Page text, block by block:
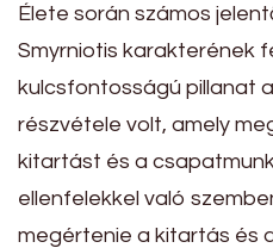
Élete során számos
Smyrniotis karakterének
kulcsfontosságú pillanat
részvétele volt, amely
kitartást és a
ellenfelekkel való
megértenie a kitartás és